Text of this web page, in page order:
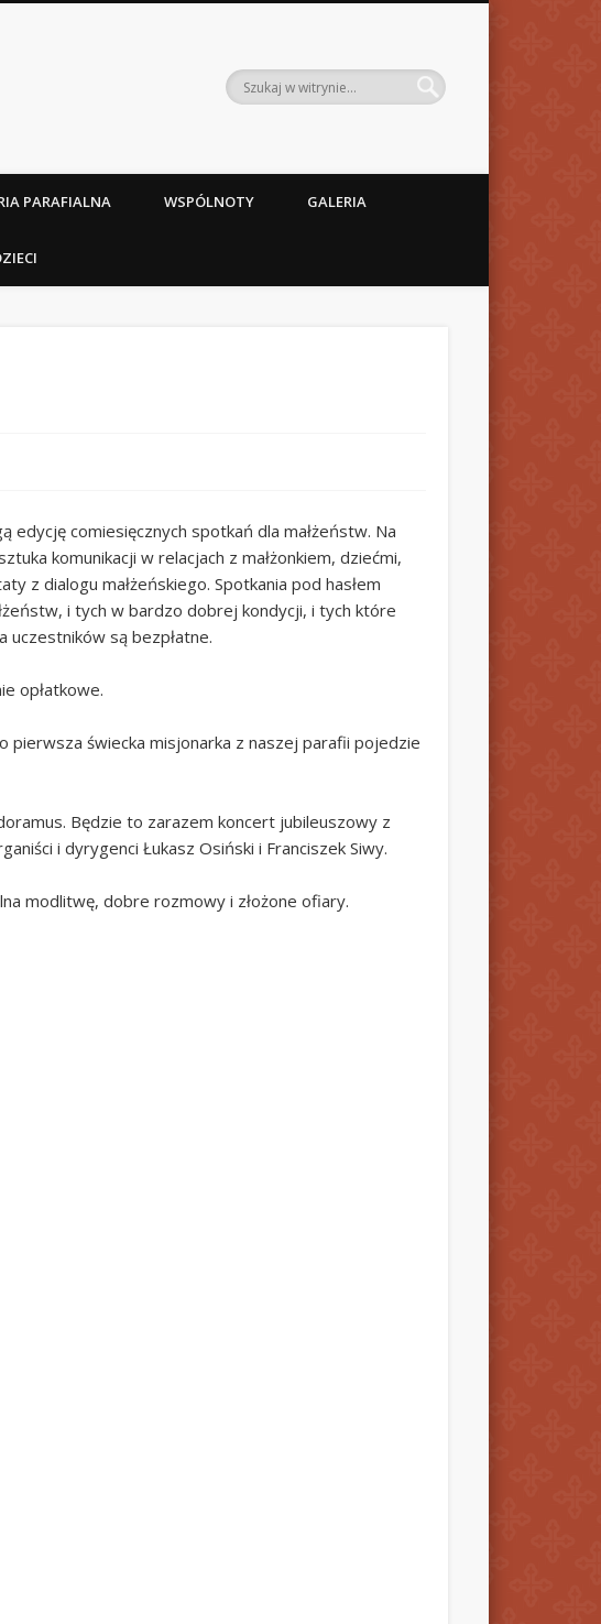
PARAFIALNA WSPÓLNOTY GALERIA
comiesięcznych spotkań dla małżeństw. Na
komunikacji w relacjach z małżonkiem, dziećmi,
z dialogu małżeńskiego. Spotkania pod hasłem
i tych w bardzo dobrej kondycji, i tych które
uczestników są bezpłatne.
opłatkowe.
pierwsza świecka misjonarka z naszej parafii pojedzie
Będzie to zarazem koncert jubileuszowy z
i dyrygenci Łukasz Osiński i Franciszek Siwy.
modlitwę, dobre rozmowy i złożone ofiary.